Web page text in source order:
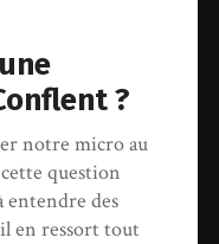
?
notre micro au
question
entendre des
en ressort tout